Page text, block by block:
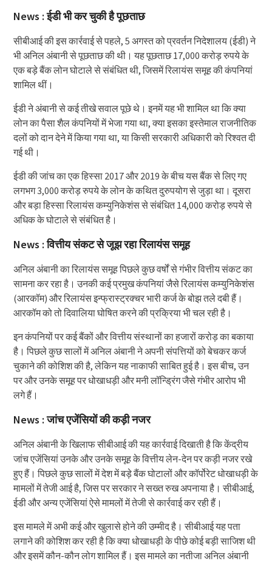
News : ईडी भी कर चुकी है पूछताछ
सीबीआई की इस कार्रवाई से पहले, 5 अगस्त को प्रवर्तन निदेशालय (ईडी) ने
भी अनिल अंबानी से पूछताछ की थी। यह पूछताछ 17,000 करोड़ रुपये के
एक बड़े बैंक लोन घोटाले से संबंधित थी, जिसमें रिलायंस समूह की कंपनियां
शामिल थीं।
ईडी ने अंबानी से कई तीखे सवाल पूछे थे। इनमें यह भी शामिल था कि क्या
लोन का पैसा शैल कंपनियों में भेजा गया था, क्या इसका इस्तेमाल राजनीतिक
दलों को दान देने में किया गया था, या किसी सरकारी अधिकारी को रिश्वत दी
गई थी।
ईडी की जांच का एक हिस्सा 2017 और 2019 के बीच यस बैंक से लिए गए
लगभग 3,000 करोड़ रुपये के लोन के कथित दुरुपयोग से जुड़ा था। दूसरा
और बड़ा हिस्सा रिलायंस कम्युनिकेशंस से संबंधित 14,000 करोड़ रुपये से
अधिक के घोटाले से संबंधित है।
News : वित्तीय संकट से जूझ रहा रिलायंस समूह
अनिल अंबानी का रिलायंस समूह पिछले कुछ वर्षों से गंभीर वित्तीय संकट का
सामना कर रहा है। उनकी कई प्रमुख कंपनियां जैसे रिलायंस कम्युनिकेशंस
(आरकॉम) और रिलायंस इन्फ्रास्ट्रक्चर भारी कर्ज के बोझ तले दबी हैं।
आरकॉम को तो दिवालिया घोषित करने की प्रक्रिया भी चल रही है।
इन कंपनियों पर कई बैंकों और वित्तीय संस्थानों का हजारों करोड़ का बकाया
है। पिछले कुछ सालों में अनिल अंबानी ने अपनी संपत्तियों को बेचकर कर्ज
चुकाने की कोशिश की है, लेकिन यह नाकाफी साबित हुई है। इस बीच, उन
पर और उनके समूह पर धोखाधड़ी और मनी लॉन्ड्रिंग जैसे गंभीर आरोप भी
लगे हैं।
News : जांच एजेंसियों की कड़ी नजर
अनिल अंबानी के खिलाफ सीबीआई की यह कार्रवाई दिखाती है कि केंद्रीय
जांच एजेंसियां उनके और उनके समूह के वित्तीय लेन-देन पर कड़ी नजर रखे
हुए हैं। पिछले कुछ सालों में देश में बड़े बैंक घोटालों और कॉर्पोरेट धोखाधड़ी के
मामलों में तेजी आई है, जिस पर सरकार ने सख्त रुख अपनाया है। सीबीआई,
ईडी और अन्य एजेंसियां ऐसे मामलों में तेजी से कार्रवाई कर रही हैं।
इस मामले में अभी कई और खुलासे होने की उम्मीद है। सीबीआई यह पता
लगाने की कोशिश कर रही है कि क्या धोखाधड़ी के पीछे कोई बड़ी साजिश थी
और इसमें कौन-कौन लोग शामिल हैं। इस मामले का नतीजा अनिल अंबानी